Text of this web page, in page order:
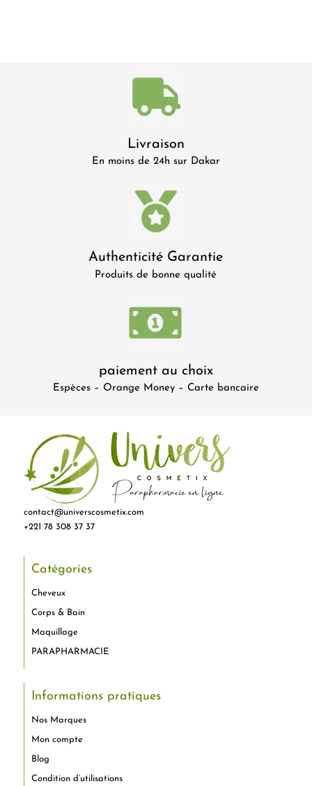
Livraison
En moins de 24h sur Dakar
Authenticité Garantie
Produits de bonne qualité
paiement au choix
Espèces – Orange Money – Carte bancaire
contact@universcosmetix.com
+221 78 308 37 37
Catégories
Cheveux
Corps & Bain
Maquillage
PARAPHARMACIE
Informations pratiques
Nos Marques
Mon compte
Blog
Condition d’utilisations